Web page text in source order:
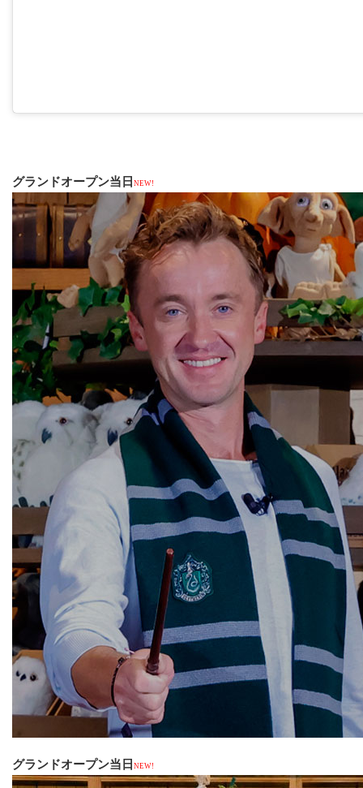
グランドオープン当日 NEW!
グランドオープン当日 NEW!